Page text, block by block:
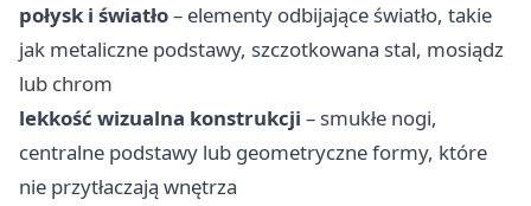
połysk i światło– elementy odbijające światło, takie
jak metaliczne podstawy, szczotkowana stal, mosiądz
lub chrom
lekkość wizualna konstrukcji – smukłe nogi,
centralne podstawy lub geometryczne formy, które
nie przytłaczają wnętrza